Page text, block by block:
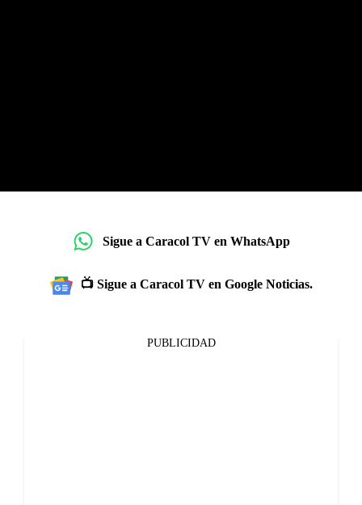
Sigue a Caracol TV en WhatsApp
📺 Sigue a Caracol TV en Google Noticias.
PUBLICIDAD